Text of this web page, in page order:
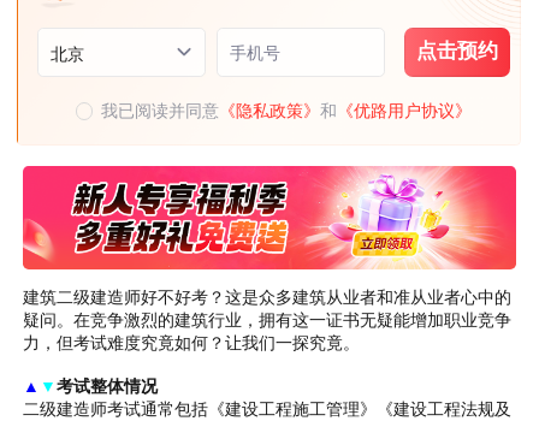
北京 手机号 点击预约
我已阅读并同意 《隐私政策》和 《优路用户协议》
建筑二级建造师好不好考？这是众多建筑从业者和准从业者心中的
疑问。在竞争激烈的建筑行业，拥有这一证书无疑能增加职业竞争
力，但考试难度究竟如何？让我们一探究竟。
▲ ▼考试整体情况
二级建造师考试通常包括《建设工程施工管理》《建设工程法规及